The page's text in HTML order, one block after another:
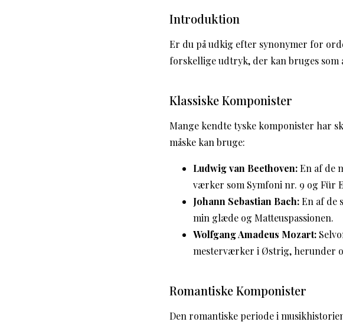
Introduktion
Er du på udkig efter synonymer for
forskellige udtryk, der kan bruges
Klassiske Komponister
Mange kendte tyske komponister har
måske kan bruge:
Ludwig van Beethoven:En af de
værker som Symfoni nr. 9 og Für
Johann Sebastian Bach:En af de
min glæde og Matteuspassionen.
Wolfgang Amadeus Mozart:
mesterværker i Østrig, herunder
Romantiske Komponister
Den romantiske periode i